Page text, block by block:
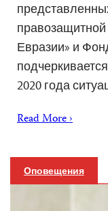
Евразии» и
2020 года
Read More ›
Оповещения